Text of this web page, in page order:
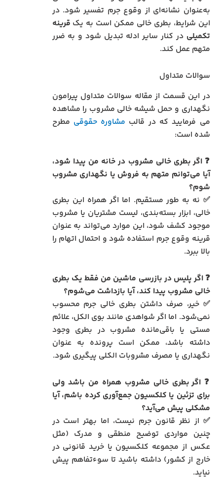
به‌عنوان نشانه‌ای از وقوع جرم تفسیر شود. در
این شرایط، بطری خالی ممکن است به یک قرینه
تکمیلی در کنار سایر ادله تبدیل شود و به ضرر
متهم عمل کند.
سوالات متداول
در این قسمت از مقاله سوالات متداول پیرامون
نگهداری و حمل شیشه خالی مشروب را مشاهده
می فرمایید که در قالب مشاوره حقوقی مطرح
شده است:
❓ اگر بطری خالی مشروب در خانه من پیدا شود،
آیا می‌توانم متهم به فروش یا نگهداری مشروب
شوم؟
✅ نه به طور مستقیم. اما اگر همراه این بطری
خالی، ابزار بسته‌بندی، لیست مشتریان یا مشروب
موجود کشف شود، این موارد می‌تواند به عنوان
قرینه وقوع جرم استفاده شود و احتمال اتهام را
بالا ببرد.
❓ اگر پلیس در بازرسی ماشین من فقط یک بطری
خالی مشروب پیدا کند، آیا بازداشت می‌شوم؟
✅ خیر، صرف داشتن بطری خالی جرم محسوب
نمی‌شود. اما اگر شواهدی مانند بوی الکل، علائم
مستی یا باقی‌مانده مشروب در بطری وجود
داشته باشد، ممکن است پرونده به عنوان
نگهداری یا مصرف مشروبات الکلی پیگیری شود.
❓اگر بطری خالی مشروب همراه من باشد ولی
برای تزئین یا کلکسیون جمع‌آوری کرده باشم، آیا
مشکلی پیش می‌آید؟
✅ از نظر قانون جرم نیست، اما بهتر است در
چنین مواردی توضیح منطقی و مدرک (مثل
عکس از مجموعه کلکسیون یا خرید قانونی در
خارج از کشور) داشته باشید تا سوءتفاهم پیش
نیاید.